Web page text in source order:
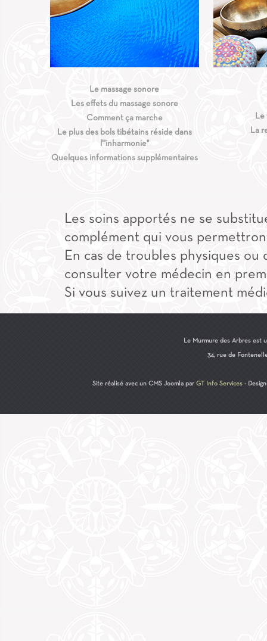
Le massage sonore
Les effets du massage sonore
Comment ça marche
Le plus des bols tibétains réside dans
l'"inharmonie"
Quelques informations supplémentaires
Le
La
Les soins apportés ne se
complément qui vous
En cas de troubles physiques ou
consulter votre médecin en
Si vous suivez un traitement
Le Murmure des Arbres est
34, rue de Fontenelle
Site réalisé avec un CMS Joomla par GT Info Services -